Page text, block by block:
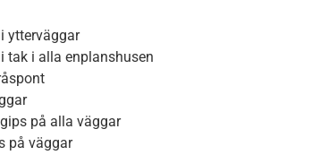
ytterväggar
tak i alla enplanshusen
på alla väggar
på väggar